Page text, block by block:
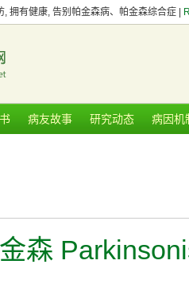
, 拥有健康, 告别帕金森病、帕金森综合症 |
病友故事 研究动态 病因机
森